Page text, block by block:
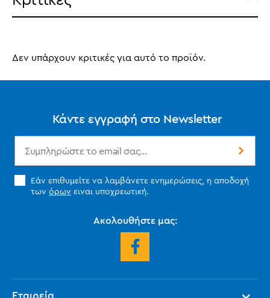
Δεν υπάρχουν κριτικές για αυτό το προϊόν.
Κάντε εγγραφή στο Newsletter
Εάν επιθυμείτε να λαμβάνετε ενημερώσεις, η αποδοχή
των όρων ειναι υποχρεωτική.
Ακολουθήστε μας:
Εταιρεία